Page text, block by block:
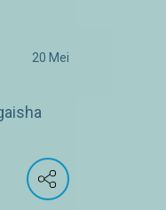
20 Mei